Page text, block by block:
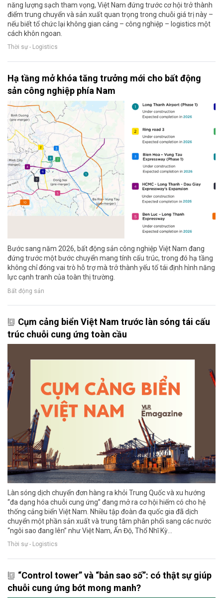
năng lượng sạch tham vọng, Việt Nam đứng trước cơ hội trở thành
điểm trung chuyển và sản xuất quan trọng trong chuỗi giá trị này –
nếu biết tổ chức lại không gian cảng – công nghiệp – logistics một
cách khôn ngoan.
Thời sự - Logistics
Hạ tầng mở khóa tăng trưởng mới cho bất động
sản công nghiệp phía Nam
Bước sang năm 2026, bất động sản công nghiệp Việt Nam đang
đứng trước một bước chuyển mang tính cấu trúc, trong đó hạ tầng
không chỉ đóng vai trò hỗ trợ mà trở thành yếu tố tái định hình năng
lực cạnh tranh của toàn thị trường.
Bất động sản
Cụm cảng biển Việt Nam trước làn sóng tái cấu
trúc chuỗi cung ứng toàn cầu
Làn sóng dịch chuyển đơn hàng ra khỏi Trung Quốc và xu hướng
“đa dạng hóa chuỗi cung ứng” đang mở ra cơ hội hiếm có cho hệ
thống cảng biển Việt Nam. Nhiều tập đoàn đa quốc gia đã dịch
chuyển một phần sản xuất và trung tâm phân phối sang các nước
“ngôi sao đang lên” như Việt Nam, Ấn Độ, Thổ Nhĩ Kỳ…
Thời sự - Logistics
“Control tower” và “bản sao số”: có thật sự giúp
chuỗi cung ứng bớt mong manh?